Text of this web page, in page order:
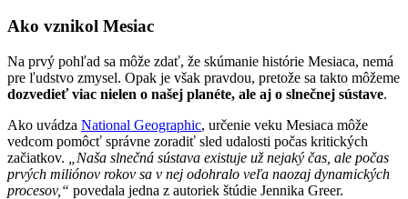
Ako vznikol Mesiac
Na prvý pohľad sa môže zdať, že skúmanie histórie Mesiaca, nemá
pre ľudstvo zmysel. Opak je však pravdou, pretože sa takto môžeme
dozvedieť viac nielen o našej planéte, ale aj o slnečnej sústave.
Ako uvádza National Geographic, určenie veku Mesiaca môže
vedcom pomôcť správne zoradiť sled udalosti počas kritických
začiatkov.
„Naša slnečná sústava existuje už nejaký čas, ale počas
prvých miliónov rokov sa v nej odohralo veľa naozaj dynamických
procesov,“ povedala jedna z autoriek štúdie Jennika Greer.